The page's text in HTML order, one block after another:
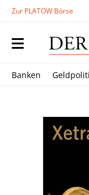
Zur PLATOW Börse
Banken